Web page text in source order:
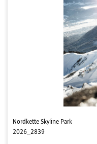
Nordkette Skyline Park
2026_2839